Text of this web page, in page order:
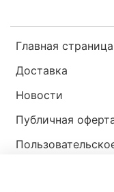
Главная страница
Доставка
Новости
Публичная